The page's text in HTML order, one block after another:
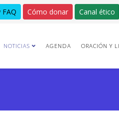
Cómo donar Canal ético
NOTICIAS AGENDA ORACIÓN Y